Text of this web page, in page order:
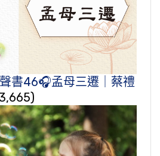
書46🎧孟母三遷｜蔡禮